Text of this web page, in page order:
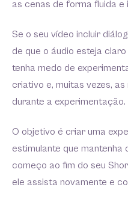
as cenas de forma fluida e
Se o seu vídeo incluir
de que o áudio esteja
tenha medo de
criativo e, muitas vezes,
durante a experimentação.
O objetivo é criar uma
estimulante que mantenha
começo ao fim do seu
ele assista novamente e